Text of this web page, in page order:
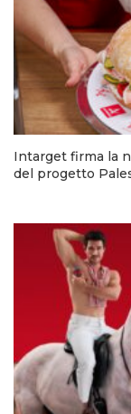
Intarget firma la
del progetto